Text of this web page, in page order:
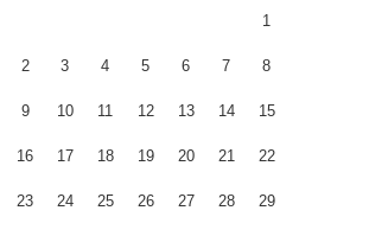
1
2 3 4 5 6 7 8
9 10 11 12 13 14 15
16 17 18 19 20 21 22
23 24 25 26 27 28 29